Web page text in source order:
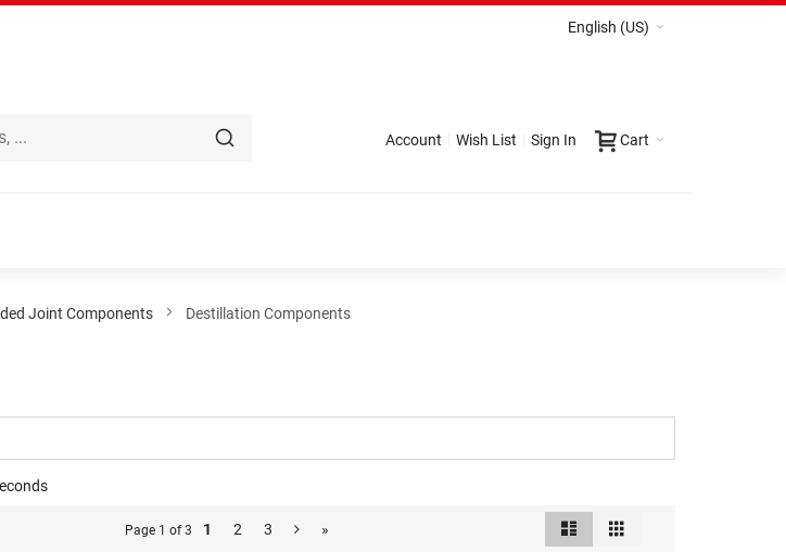
English (US)
Cart
Account Wish List Sign In
Joint Components Destillation Components
Page 1 of 3 1 2 3 » View